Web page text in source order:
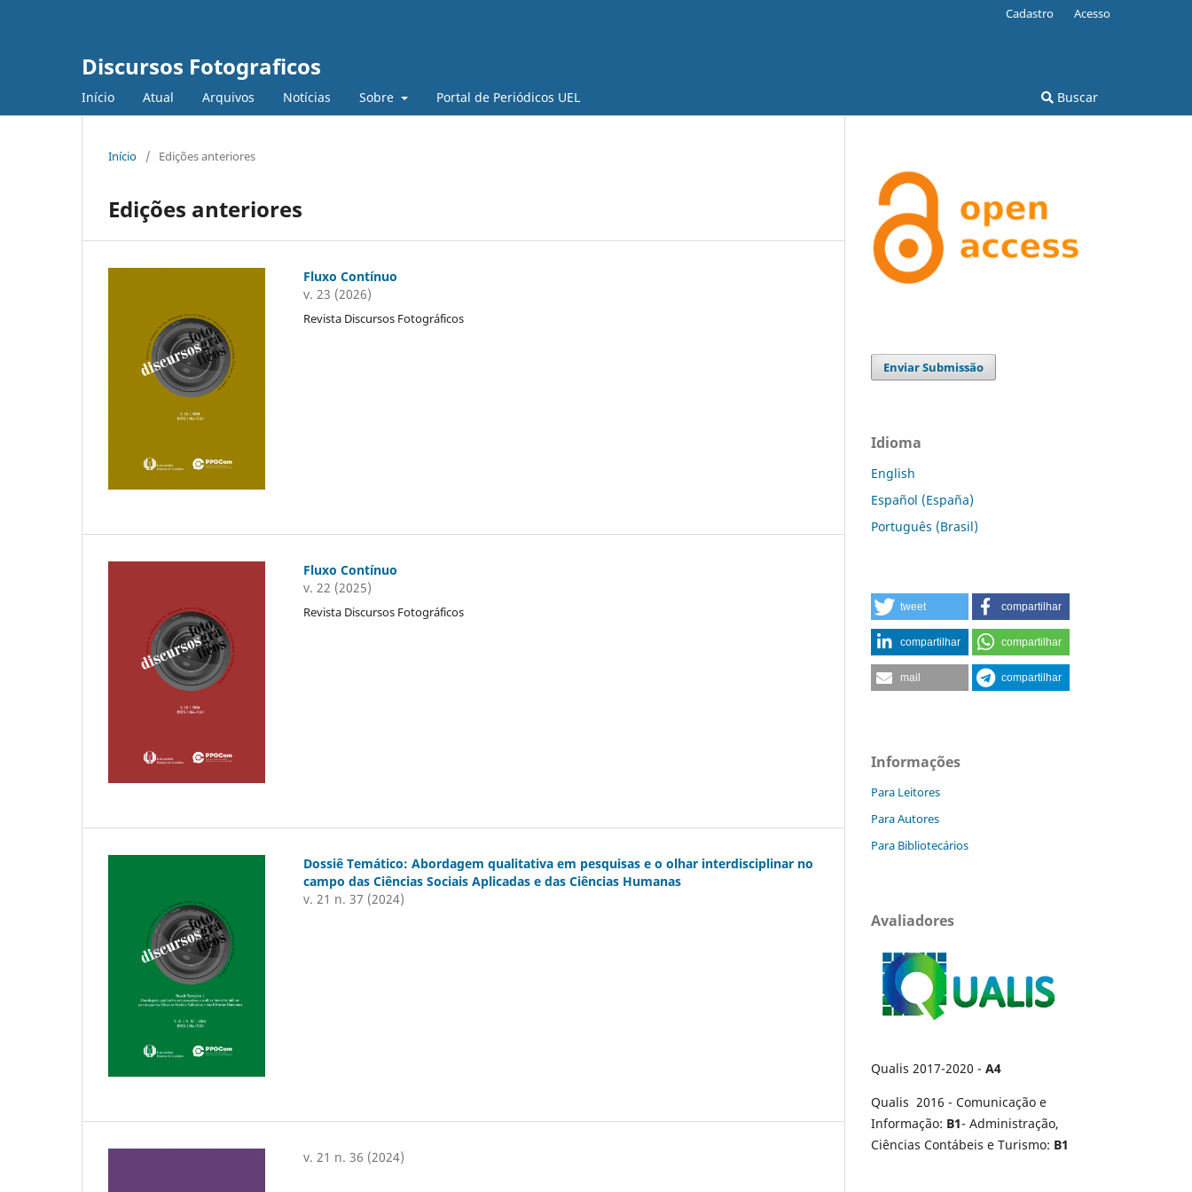
Discursos Fotograficos
Início Atual Arquivos Notícias Sobre Portal de Periódicos UEL Buscar
Cadastro Acesso
Início / Edições anteriores
Edições anteriores
Fluxo Contínuo
v. 23 (2026)
Revista Discursos Fotográficos
Fluxo Contínuo
v. 22 (2025)
Revista Discursos Fotográficos
Dossiê Temático: Abordagem qualitativa em pesquisas e o olhar interdisciplinar no
campo das Ciências Sociais Aplicadas e das Ciências Humanas
v. 21 n. 37 (2024)
v. 21 n. 36 (2024)
Enviar Submissão
Idioma
English
Español (España)
Português (Brasil)
tweet compartilhar
compartilhar compartilhar
mail compartilhar
Informações
Para Leitores
Para Autores
Para Bibliotecários
Avaliadores
Qualis 2017-2020 - A4
Qualis 2016 - Comunicação e
Informação: B1- Administração,
Ciências Contábeis e Turismo: B1